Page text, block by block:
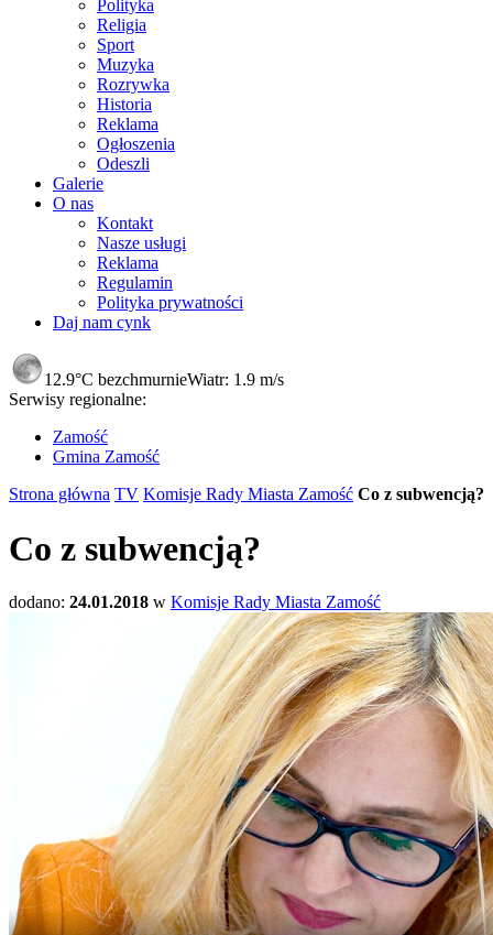
Polityka
Religia
Sport
Muzyka
Rozrywka
Historia
Reklama
Ogłoszenia
Odeszli
Galerie
O nas
Kontakt
Nasze usługi
Reklama
Regulamin
Polityka prywatności
Daj nam cynk
12.9°C bezchmurnieWiatr: 1.9 m/s
Serwisy regionalne:
Zamość
Gmina Zamość
Strona główna TV Komisje Rady Miasta Zamość Co z subwencją?
Co z subwencją?
dodano: 24.01.2018 w Komisje Rady Miasta Zamość